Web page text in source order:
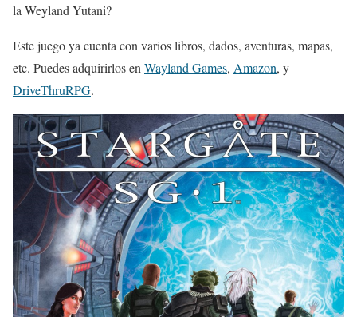
la Weyland Yutani?
Este juego ya cuenta con varios libros, dados, aventuras, mapas,
etc. Puedes adquirirlos en Wayland Games, Amazon, y
DriveThruRPG.